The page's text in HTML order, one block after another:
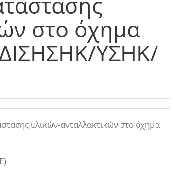
στο όχημα
ΥΣΗΚ/
υλικών-ανταλλακτικών στο όχημα